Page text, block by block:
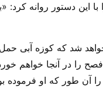
شود فرا رسید، ۸ عیسی، پطرس و یوحنا
شد که کوزه آبی
در آنجا تدارک ببینید‌‌.» ۱۳ آنها رفتند و